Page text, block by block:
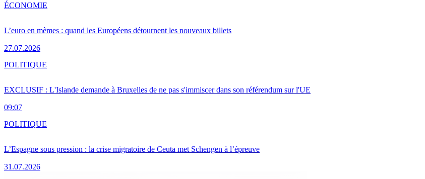
L’euro en mèmes : quand les Européens détournent les nouveaux billets
27.07.2026
ÉCONOMIE
EXCLUSIF : L'Islande demande à Bruxelles de ne pas s'immiscer dans son référendum sur l'UE
09:07
POLITIQUE
L’Espagne sous pression : la crise migratoire de Ceuta met Schengen à l’épreuve
31.07.2026
POLITIQUE